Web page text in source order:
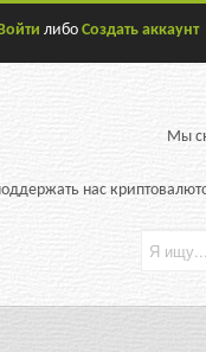
либо Создать аккаунт
Мы
нас